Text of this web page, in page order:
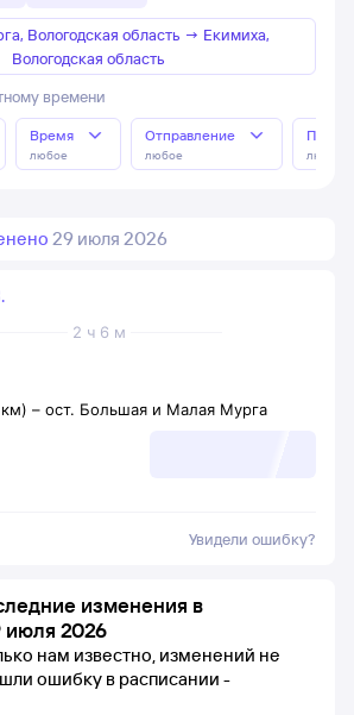
Вологодская область → Екимиха,
Вологодская область
времени
Время
любое
Отправление
любое любое
29 июля 2026
2 ч 6 м
– ост. Большая и Малая Мурга
Увидели ошибку?
изменения в
июля 2026
нам известно, изменений не
ошибку в расписании -